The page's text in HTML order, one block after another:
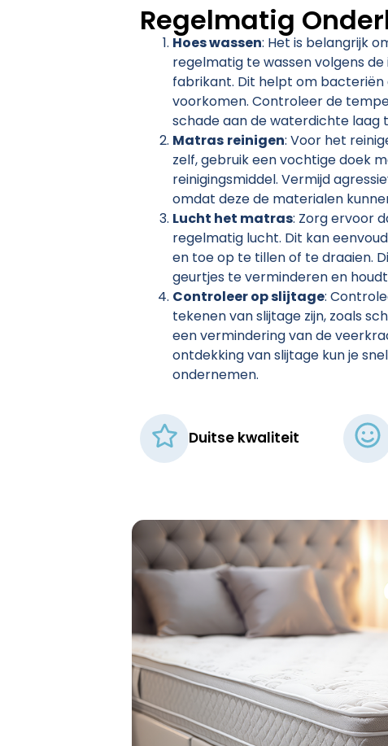
Regelmatig
Hoes wassen: Het is belangrijk
regelmatig te wassen volgens
fabrikant. Dit helpt om bacteriën
voorkomen. Controleer de
schade aan de waterdichte laag
Matras reinigen: Voor het
zelf, gebruik een vochtige doek
reinigingsmiddel. Vermijd
omdat deze de materialen
Lucht het matras: Zorg ervoor
regelmatig lucht. Dit kan
en toe op te tillen of te draaien.
geurtjes te verminderen en
Controleer op slijtage:
tekenen van slijtage zijn, zoals
een vermindering van de
ontdekking van slijtage kun je
ondernemen.
Duitse kwaliteit​